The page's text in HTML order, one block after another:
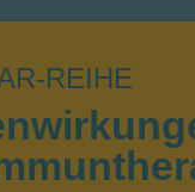
REIHE